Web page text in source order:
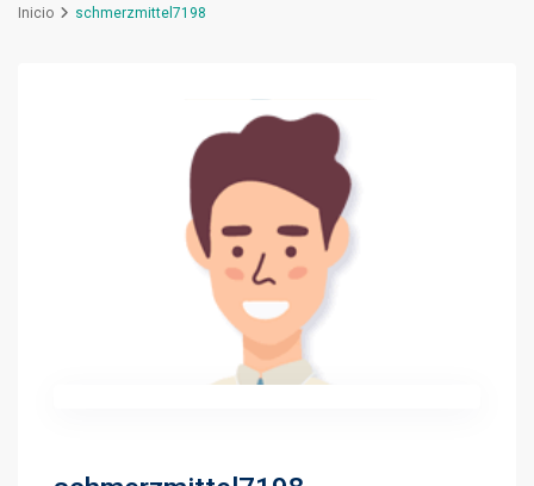
Inicio schmerzmittel7198